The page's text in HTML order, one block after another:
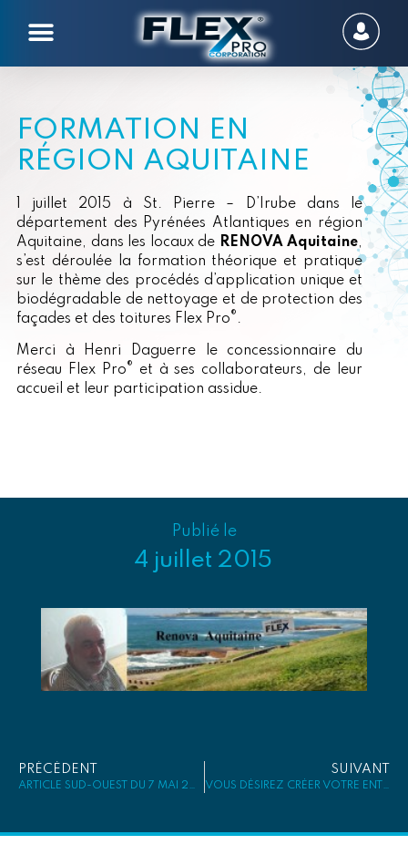
FORMATION EN
RÉGION AQUITAINE
1 juillet 2015 à St. Pierre – D’Irube dans le
département des Pyrénées Atlantiques en région
Aquitaine, dans les locaux de RENOVA Aquitaine,
s’est déroulée la formation théorique et pratique
sur le thème des procédés d’application unique et
biodégradable de nettoyage et de protection des
façades et des toitures Flex Pro® .
Merci à Henri Daguerre le concessionnaire du
réseau Flex Pro®
et à ses collaborateurs, de leur
accueil et leur participation assidue.
Publié le
4 juillet 2015
PRÉCÉDENT
ARTICLE SUD-OUEST DU 7 MAI 2015
SUIVANT
VOUS DÉSIREZ CRÉER VOTRE ENTREPRISE ?